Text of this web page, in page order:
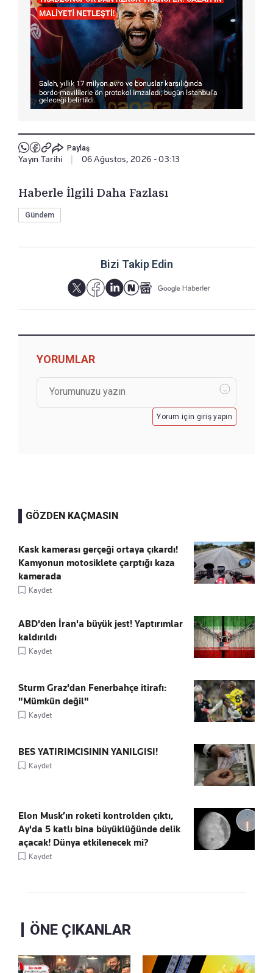
Paylaş
Yayın Tarihi 06 Ağustos, 2026 - 03:13
Haberle İlgili Daha Fazlası
Gündem
Bizi Takip Edin
YORUMLAR
Yorum için giriş yapın
GÖZDEN KAÇMASIN
Kask kamerası gerçeği ortaya çıkardı!
Kamyonun motosiklete çarptığı kaza
kamerada
Kaydet
ABD'den İran'a büyük jest! Yaptırımlar
kaldırıldı
Kaydet
Sturm Graz'dan Fenerbahçe itirafı:
"Mümkün değil"
Kaydet
BES YATIRIMCISININ YANILGISI!
Kaydet
Elon Musk’ın roketi kontrolden çıktı,
Ay'da 5 katlı bina büyüklüğünde delik
açacak! Dünya etkilenecek mi?
Kaydet
ÖNE ÇIKANLAR